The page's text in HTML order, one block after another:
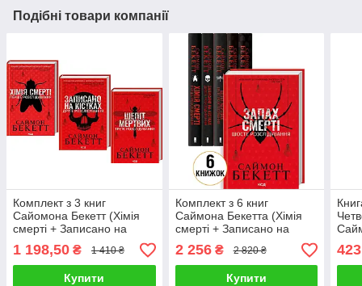
Подібні товари компанії
Комплект з 3 книг
Сайомона Бекетт (Хімія
смерті + Записано на
кістках + Шепіт мертвих)
1 198,50 ₴ 1 410 ₴
Купити
Комплект з 6 книг
Саймона Бекетта (Хімія
смерті + Записано на
кістках + Шепіт мертвих +
Поклик з могили та ін)
2 256₴ 2 820 ₴
Купити
423